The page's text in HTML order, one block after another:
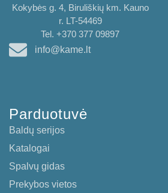
Kokybės g. 4, Biruliškių km. Kauno
r. LT-54469
Tel. +370 377 09897
info@kame.lt
Parduotuvė
Baldų serijos
Katalogai
Spalvų gidas
Prekybos vietos